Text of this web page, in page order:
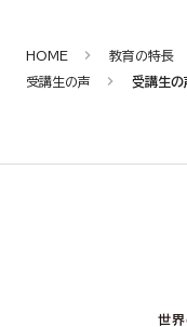
HOME 教育の特長
受講生の声
受講生